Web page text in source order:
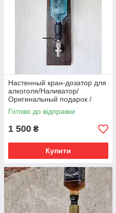
Настенный кран-дозатор для
алкоголя/Наливатор/
Оригинальный подарок /
Ручная работа !
Готово до відправки
1 500 ₴
Купити